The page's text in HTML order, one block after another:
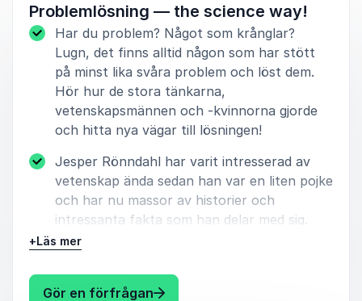
Problemlösning — the science way!
Har du problem? Något som krånglar?
Lugn, det finns alltid någon som har stött
på minst lika svåra problem och löst dem.
Hör hur de stora tänkarna,
vetenskapsmännen och -kvinnorna gjorde
och hitta nya vägar till lösningen!
Jesper Rönndahl har varit intresserad av
vetenskap ända sedan han var en liten pojke
och har nu massor av historier och
intressanta fakta som han delar med sig.
Han har en förmåga att kunna göra
lättbegripliga och underhållande tips som du
kan använda i praktiken.
+Läs mer
Gör en förfrågan: Jesper Rönndahl